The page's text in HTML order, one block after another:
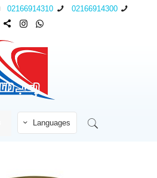
02166914300
02166914310
Languages